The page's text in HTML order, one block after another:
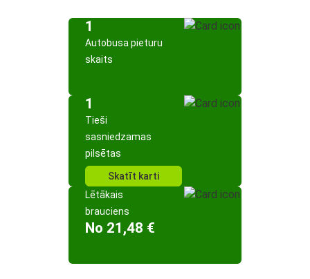
1
Autobusa pieturu
skaits
1
Tieši
sasniedzamas
pilsētas
Skatīt karti
Lētākais
brauciens
No 21,48 €